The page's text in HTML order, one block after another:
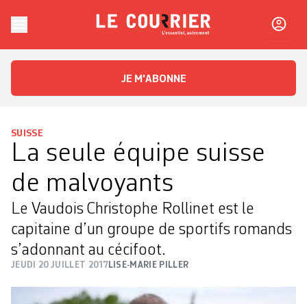
Le CourrierL'essentiel, autrement
JE M'ABONNE
SUISSE
La seule équipe suisse
de malvoyants
Le Vaudois Christophe Rollinet est le
capitaine d’un groupe de sportifs romands
s’adonnant au cécifoot.
JEUDI 20 JUILLET 2017LISE-MARIE PILLER